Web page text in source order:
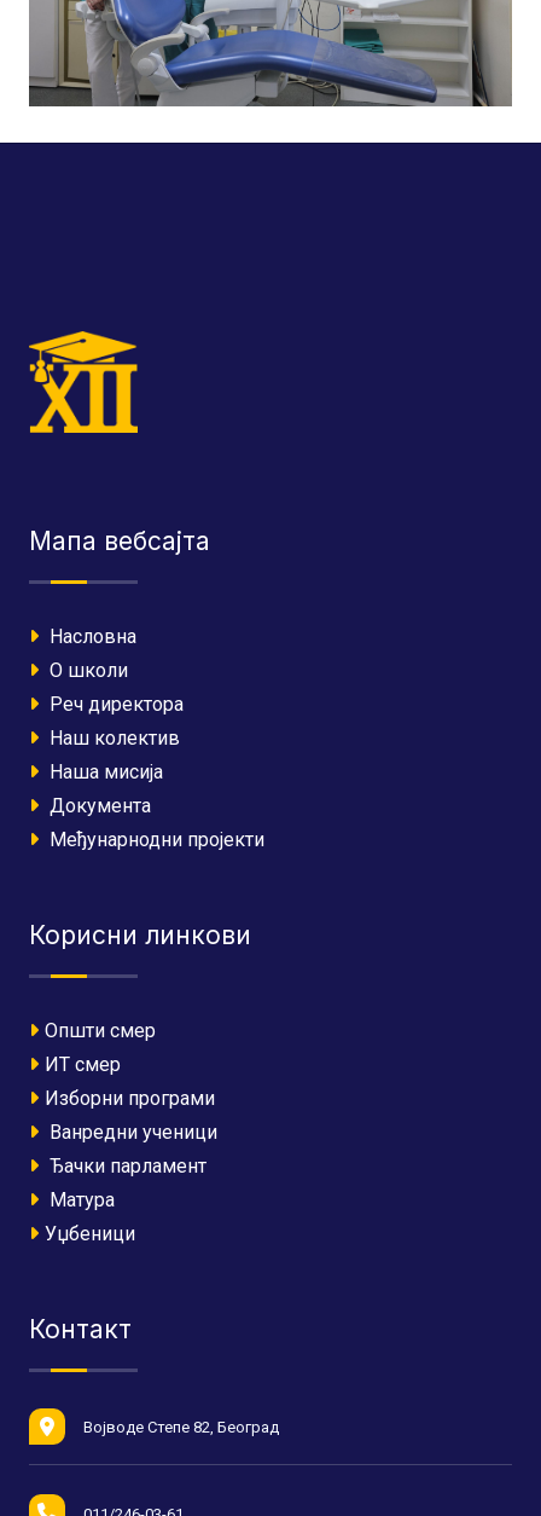
Мапа вебсајта
Насловна
О школи
Реч директора
Наш колектив
Наша мисија
Документа
Међунарнодни пројекти
Корисни линкови
Општи смер
ИТ смер
Изборни програми
Ванредни ученици
Ђачки парламент
Матура
Уџбеници
Контакт
Војводе Степе 82, Београд